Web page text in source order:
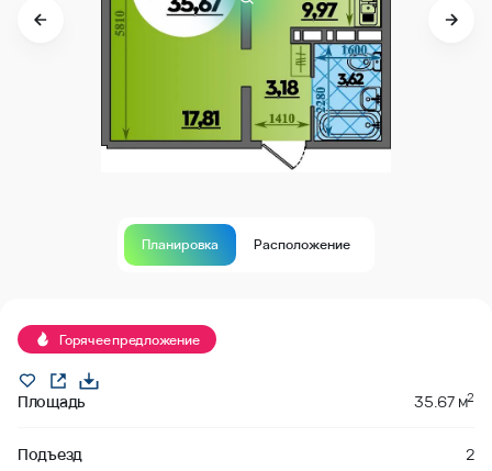
Планировка Расположение
Горячее предложение
Площадь 35.67 м2
Подъезд 2